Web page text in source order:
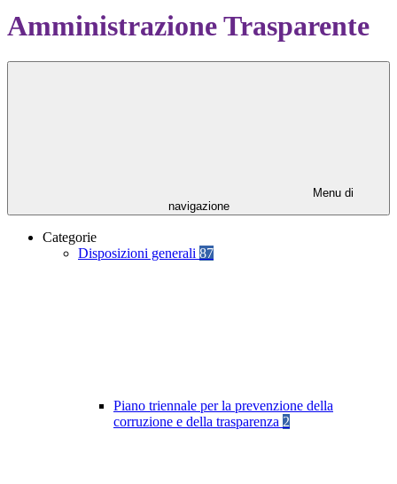
Amministrazione Trasparente
Menu di
navigazione
Categorie
Disposizioni generali 87
Piano triennale per la prevenzione della
corruzione e della trasparenza 2